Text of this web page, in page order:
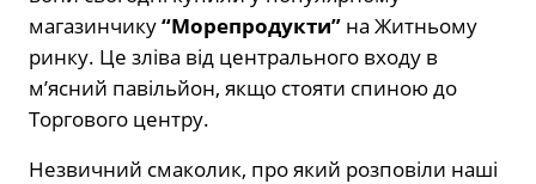
магазинчику“Морепродукти” на Житньому
ринку. Це зліва від центрального входу в
м’ясний павільйон, якщо стояти спиною до
Торгового центру.
Незвичний смаколик, про який розповіли наші